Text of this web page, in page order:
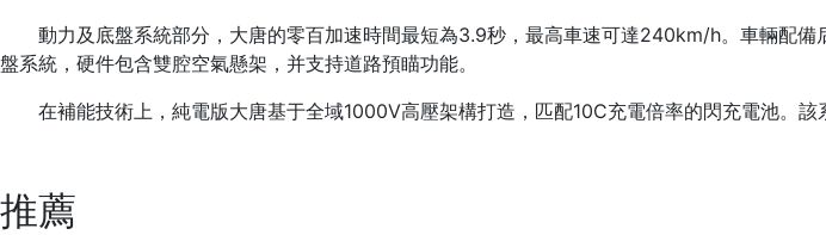
動力及底盤系統部分，大唐的零百加速時間最短為3.9秒，最高車速可達240km/h。車輛配
盤系統，硬件包含雙腔空氣懸架，并支持道路預瞄功能。
在補能技術上，純電版大唐基于全域1000V高壓架構打造，匹配10C充電倍率的閃充電池。
推薦